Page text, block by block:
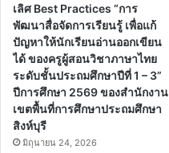
เลิศ Best Practices “การ
พัฒนาสื่อจัดการเรียนรู้ เพื่อแก้
ปัญหาให้นักเรียนอ่านออกเขียน
ได้ ของครูผู้สอนวิชาภาษาไทย
ระดับชั้นประถมศึกษาปีที่ 1 – 3”
ปีการศึกษา 2569 ของสำนักงาน
เขตพื้นที่การศึกษาประถมศึกษา
สิงห์บุรี
มิถุนายน 24, 2026